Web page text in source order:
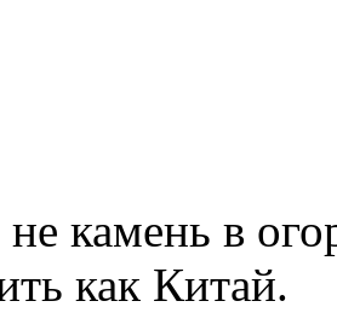
не камень в
как Китай.